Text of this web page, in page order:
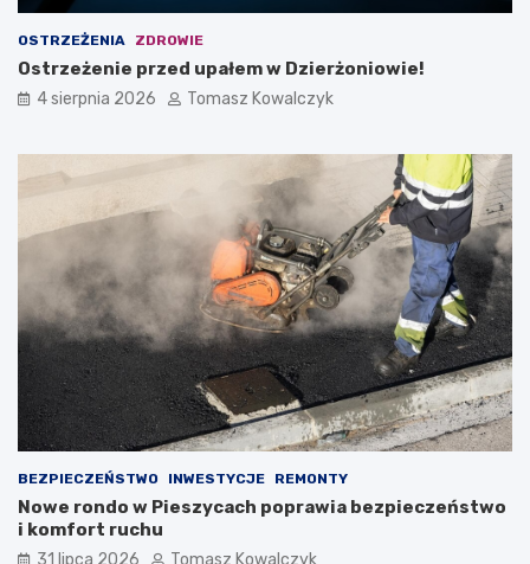
OSTRZEŻENIA ZDROWIE
Ostrzeżenie przed upałem w Dzierżoniowie!
4 sierpnia 2026 Tomasz Kowalczyk
BEZPIECZEŃSTWO INWESTYCJE REMONTY
Nowe rondo w Pieszycach poprawia bezpieczeństwo
i komfort ruchu
31 lipca 2026 Tomasz Kowalczyk